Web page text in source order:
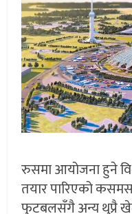
रुसमा आयोजना हुने
तयार पारिएको कसमस
फुटबलसँगै अन्य थुप्रै